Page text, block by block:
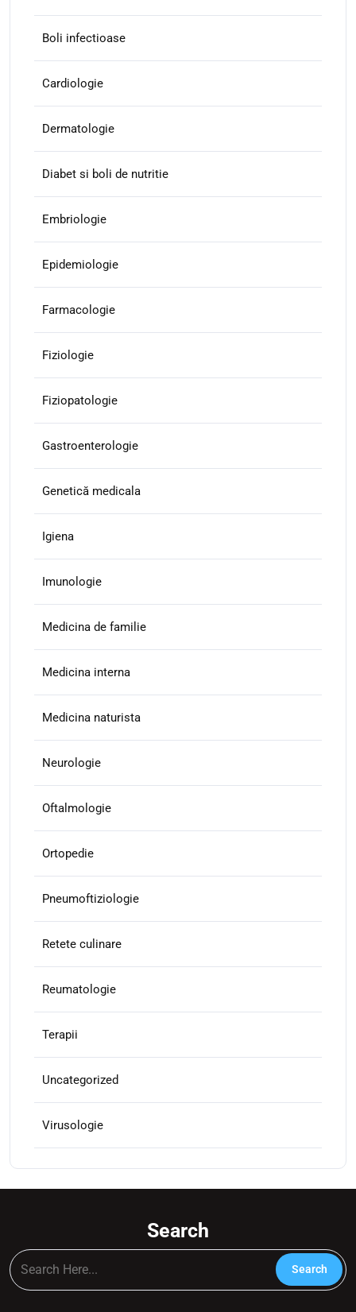
Boli infectioase
Cardiologie
Dermatologie
Diabet si boli de nutritie
Embriologie
Epidemiologie
Farmacologie
Fiziologie
Fiziopatologie
Gastroenterologie
Genetică medicala
Igiena
Imunologie
Medicina de familie
Medicina interna
Medicina naturista
Neurologie
Oftalmologie
Ortopedie
Pneumoftiziologie
Retete culinare
Reumatologie
Terapii
Uncategorized
Virusologie
Search